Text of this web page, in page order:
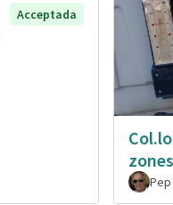
Acceptada